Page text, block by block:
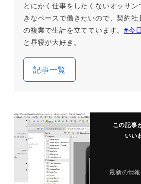
とにかく仕事をしたくないオッサ
きなペースで働きたいので、契約社
の複業で生計を立てています。#今
と昼寝が大好き。
記事一覧
この記事
いい
最新の情